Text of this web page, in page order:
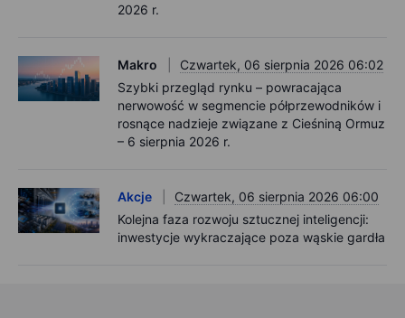
2026 r.
Makro
Czwartek, 06 sierpnia 2026 06:02
Szybki przegląd rynku – powracająca
nerwowość w segmencie półprzewodników i
rosnące nadzieje związane z Cieśniną Ormuz
– 6 sierpnia 2026 r.
Akcje
Czwartek, 06 sierpnia 2026 06:00
Kolejna faza rozwoju sztucznej inteligencji:
inwestycje wykraczające poza wąskie gardła